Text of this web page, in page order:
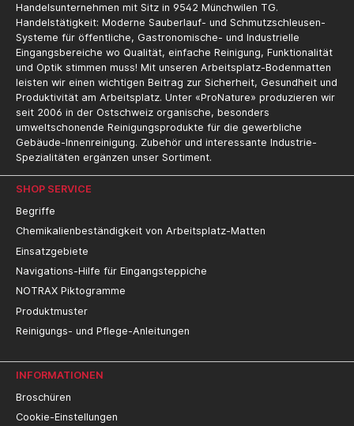
Handelsunternehmen mit Sitz in 9542 Münchwilen TG.
Handelstätigkeit: Moderne Sauberlauf- und Schmutzschleusen-
Systeme für öffentliche, Gastronomische- und Industrielle
Eingangsbereiche wo Qualität, einfache Reinigung, Funktionalität
und Optik stimmen muss! Mit unseren Arbeitsplatz-Bodenmatten
leisten wir einen wichtigen Beitrag zur Sicherheit, Gesundheit und
Produktivität am Arbeitsplatz. Unter «ProNature» produzieren wir
seit 2006 in der Ostschweiz organische, besonders
umweltschonende Reinigungsprodukte für die gewerbliche
Gebäude-Innenreinigung. Zubehör und interessante Industrie-
Spezialitäten ergänzen unser Sortiment.
SHOP SERVICE
Begriffe
Chemikalienbeständigkeit von Arbeitsplatz-Matten
Einsatzgebiete
Navigations-Hilfe für Eingangsteppiche
NOTRAX Piktogramme
Produktmuster
Reinigungs- und Pflege-Anleitungen
INFORMATIONEN
Broschüren
Cookie-Einstellungen